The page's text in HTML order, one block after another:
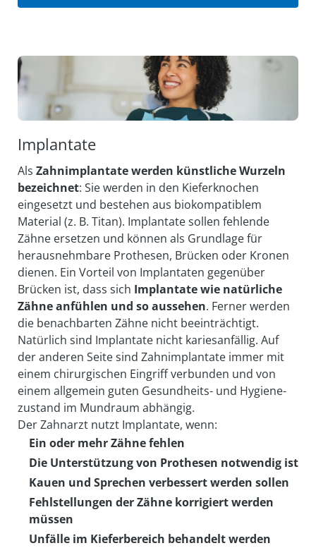
Implantate
Als Zahnimplantate werden künstliche Wurzeln
bezeichnet: Sie werden in den Kiefer­knochen
eingesetzt und bestehen aus bio­kompatiblem
Material (z. B. Titan). Im­plantate sollen fehlende
Zähne ersetzen und können als Grund­lage für
heraus­nehm­bare Prothesen, Brücken oder Kronen
dienen. Ein Vorteil von Im­plantaten gegen­über
Brücken ist, dass sich Im­plantate wie natürl­iche
Zähne anfühlen und so aussehen. Ferner werden
die be­nach­barten Zähne nicht be­einträchtigt.
Natürlich sind Implantate nicht karies­anfällig. Auf
der anderen Seite sind Zahn­implantate immer mit
einem chirurgischen Eingriff ver­bunden und von
einem allgemein guten Gesund­heits- und Hygiene­
zustand im Mund­raum abhängig.
Der Zahnarzt nutzt Implantate, wenn:
Ein oder mehr Zähne fehlen
Die Unterstützung von Prothesen not­wendig ist
Kauen und Sprechen ver­bessert werden sollen
Fehlstellungen der Zähne korrigiert werden
müssen
Unfälle im Kiefer­bereich be­handelt werden